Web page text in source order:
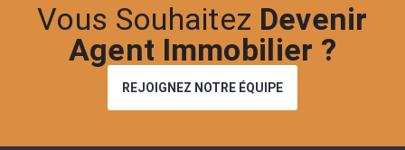
Vous Souhaitez Devenir
Agent Immobilier ?
REJOIGNEZ NOTRE ÉQUIPE